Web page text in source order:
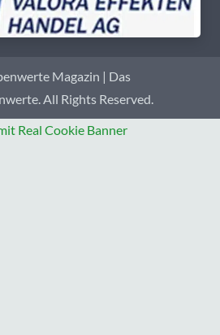
Magazin | Das
All Rights Reserved.
Real Cookie Banner